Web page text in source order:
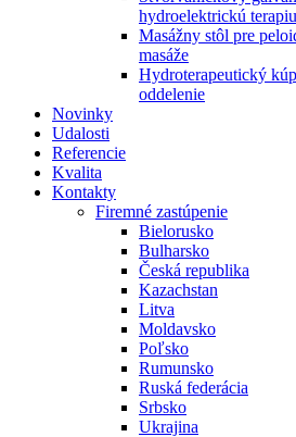
hydroelektrickú terapiu
Masážny stôl pre
masáže
Hydroterapeutický
oddelenie
Novinky
Udalosti
Referencie
Kvalita
Kontakty
Firemné zastúpenie
Bielorusko
Bulharsko
Česká republika
Kazachstan
Litva
Moldavsko
Poľsko
Rumunsko
Ruská federácia
Srbsko
Ukrajina